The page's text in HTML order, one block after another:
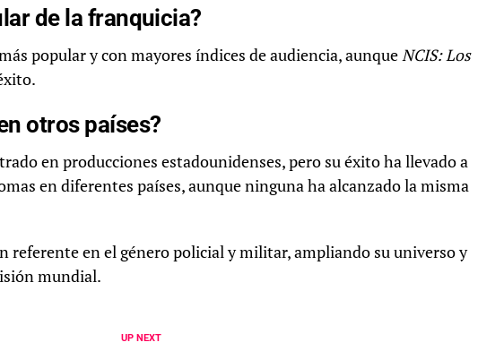
de la franquicia?
popular y con mayores índices de audiencia, aunqueNCIS: Los
otros países?
en producciones estadounidenses, pero su éxito ha llevado a
en diferentes países, aunque ninguna ha alcanzado la misma
referente en el género policial y militar, ampliando su universo y
mundial.
UP NEXT